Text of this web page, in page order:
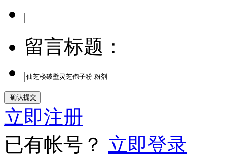
留言标题：
立即注册
已有帐号？ 立即登录